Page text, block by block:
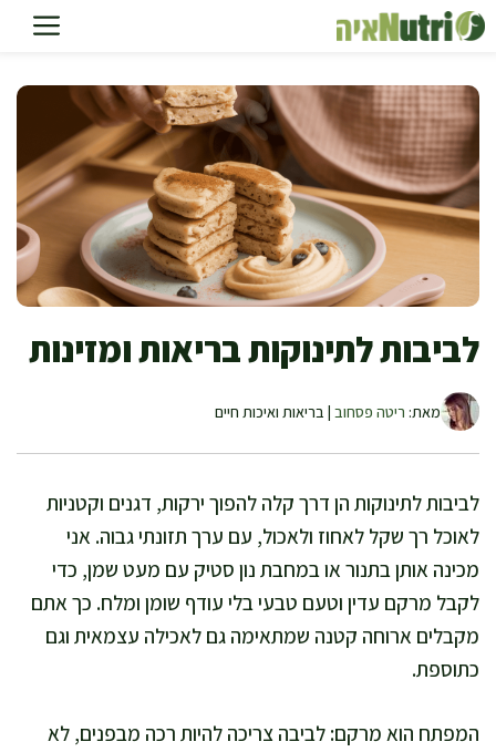
לדלג
לתוכן
לביבות לתינוקות בריאות ומזינות
מאת: ריטה פסחוב | בריאות ואיכות חיים
לביבות לתינוקות הן דרך קלה להפוך ירקות, דגנים וקטניות
לאוכל רך שקל לאחוז ולאכול, עם ערך תזונתי גבוה. אני
מכינה אותן בתנור או במחבת נון סטיק עם מעט שמן, כדי
לקבל מרקם עדין וטעם טבעי בלי עודף שומן ומלח. כך אתם
מקבלים ארוחה קטנה שמתאימה גם לאכילה עצמאית וגם
כתוספת.
המפתח הוא מרקם: לביבה צריכה להיות רכה מבפנים, לא